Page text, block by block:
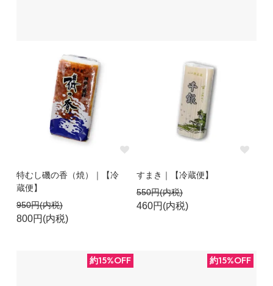
特むし磯の香（焼）｜【冷
蔵便】
950円(内税)
800円(内税)
すまき｜【冷蔵便】
550円(内税)
460円(内税)
約15%OFF 約15%OFF